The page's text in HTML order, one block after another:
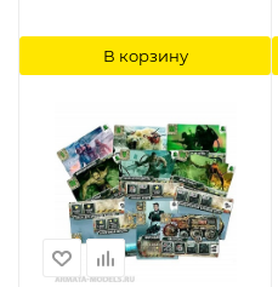
В корзину